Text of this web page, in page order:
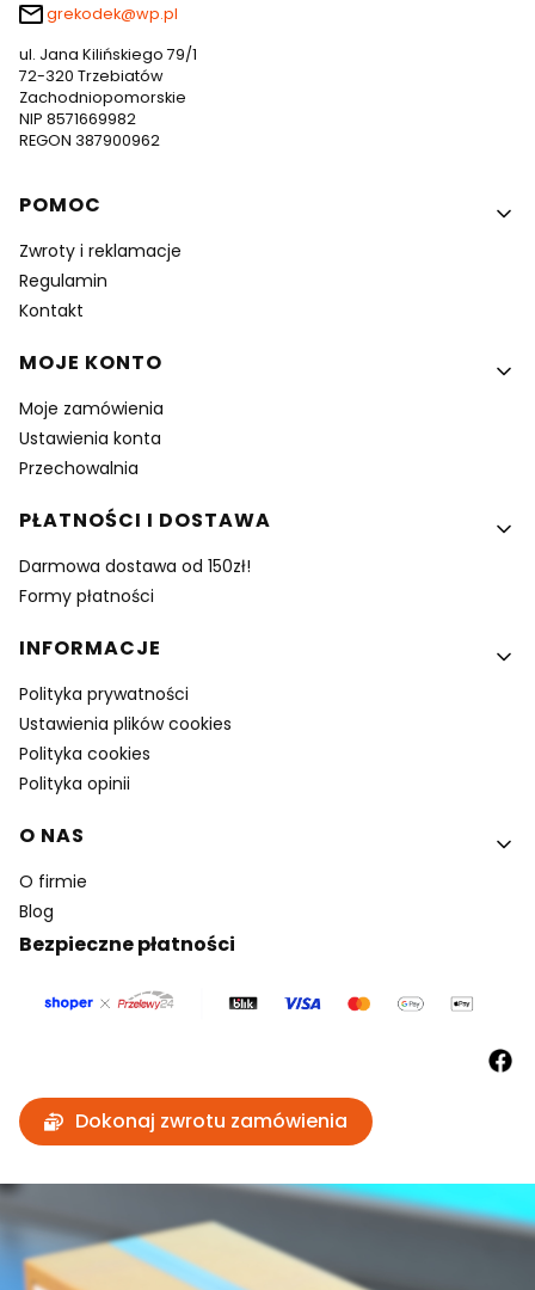
grekodek@wp.pl
ul. Jana Kilińskiego 79/1
72-320 Trzebiatów
Zachodniopomorskie
NIP 8571669982
REGON 387900962
Linki w stopce
POMOC
Zwroty i reklamacje
Regulamin
Kontakt
MOJE KONTO
Moje zamówienia
Ustawienia konta
Przechowalnia
PŁATNOŚCI I DOSTAWA
Darmowa dostawa od 150zł!
Formy płatności
INFORMACJE
Polityka prywatności
Ustawienia plików cookies
Polityka cookies
Polityka opinii
O NAS
O firmie
Blog
Bezpieczne płatności
Dokonaj zwrotu zamówienia